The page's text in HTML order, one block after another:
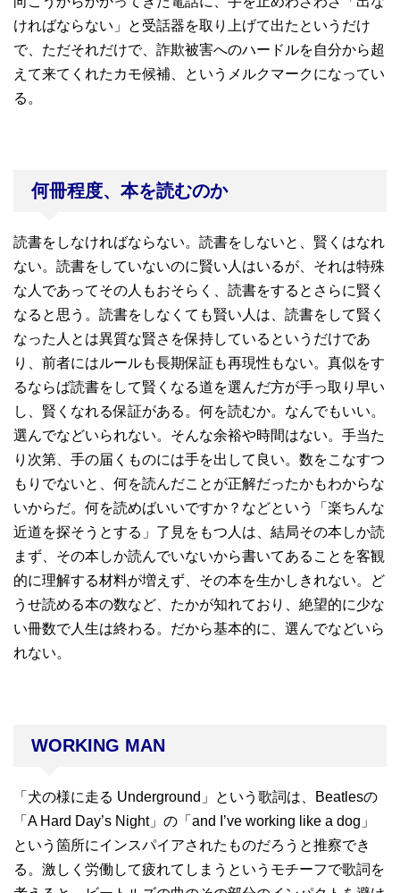
ければならない」と受話器を取り上げて出たというだけ
で、ただそれだけで、詐欺被害へのハードルを自分から超
えて来てくれたカモ候補、というメルクマークになってい
る。
何冊程度、本を読むのか
読書をしなければならない。読書をしないと、賢くはなれ
ない。読書をしていないのに賢い人はいるが、それは特殊
な人であってその人もおそらく、読書をするとさらに賢く
なると思う。読書をしなくても賢い人は、読書をして賢く
なった人とは異質な賢さを保持しているというだけであ
り、前者にはルールも長期保証も再現性もない。真似をす
るならば読書をして賢くなる道を選んだ方が手っ取り早い
し、賢くなれる保証がある。何を読むか。なんでもいい。
選んでなどいられない。そんな余裕や時間はない。手当た
り次第、手の届くものには手を出して良い。数をこなすつ
もりでないと、何を読んだことが正解だったかもわからな
いからだ。何を読めばいいですか？などという「楽ちんな
近道を探そうとする」了見をもつ人は、結局その本しか読
まず、その本しか読んでいないから書いてあることを客観
的に理解する材料が増えず、その本を生かしきれない。ど
うせ読める本の数など、たかが知れており、絶望的に少な
い冊数で人生は終わる。だから基本的に、選んでなどいら
れない。
WORKING MAN
「犬の様に走る Underground」という歌詞は、Beatlesの
「A Hard Day’s Night」の「and I’ve working like a dog」
という箇所にインスパイアされたものだろうと推察でき
る。激しく労働して疲れてしまうというモチーフで歌詞を